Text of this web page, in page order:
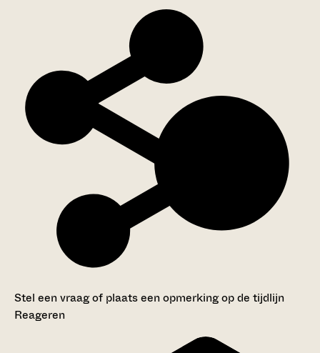
Stel een vraag of plaats een opmerking op de tijdlijn
Reageren